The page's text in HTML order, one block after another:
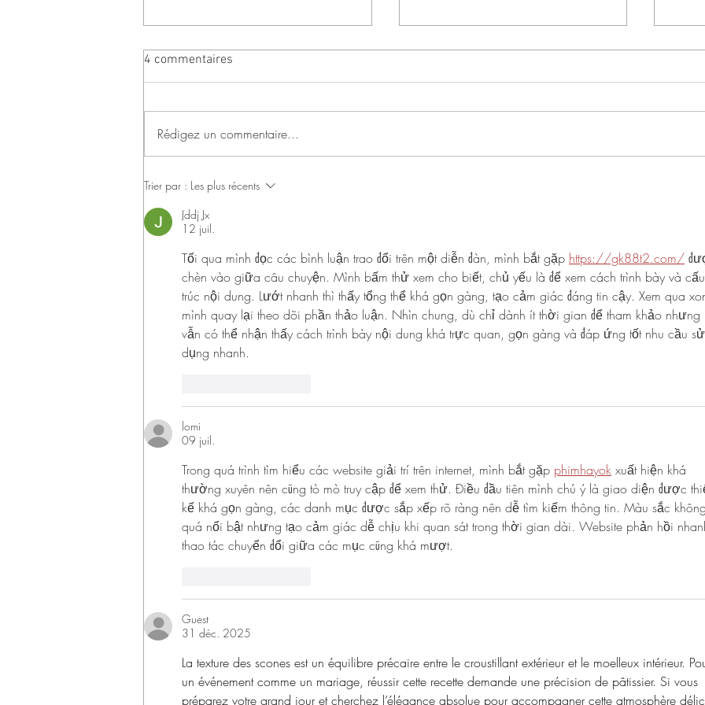
4 commentaires
Rédigez un commentaire...
Trier par : Les plus récents
Jddj Jx
12 juil.
Tối qua mình đọc các bình luận trao đổi trên một diễn đàn, mình bắt gặp https://gk88t2.com/
chèn vào giữa câu chuyện. Mình bấm thử xem cho biết, chủ yếu là để xem cách trình bày và cấu
trúc nội dung. Lướt nhanh thì thấy tổng thể khá gọn gàng, tạo cảm giác đáng tin cậy. Xem qua
mình quay lại theo dõi phần thảo luận. Nhìn chung, dù chỉ dành ít thời gian để tham khảo nhưng
vẫn có thể nhận thấy cách trình bày nội dung khá trực quan, gọn gàng và đáp ứng tốt nhu cầu sử
dụng nhanh.
lomi
09 juil.
Trong quá trình tìm hiểu các website giải trí trên internet, mình bắt gặp phimhayok xuất hiện khá
thường xuyên nên cũng tò mò truy cập để xem thử. Điều đầu tiên mình chú ý là giao diện được
kế khá gọn gàng, các danh mục được sắp xếp rõ ràng nên dễ tìm kiếm thông tin. Màu sắc không
quá nổi bật nhưng tạo cảm giác dễ chịu khi quan sát trong thời gian dài. Website phản hồi
thao tác chuyển đổi giữa các mục cũng khá mượt.
Guest
31 déc. 2025
La texture des scones est un équilibre précaire entre le croustillant extérieur et le moelleux intérieur.
un événement comme un mariage, réussir cette recette demande une précision de pâtissier. Si vous
préparez votre grand jour et cherchez l’élégance absolue pour accompagner cette atmosphère